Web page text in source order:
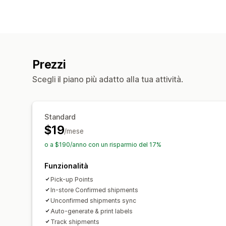
Prezzi
Scegli il piano più adatto alla tua attività.
Standard
$19/mese
o a $190/anno con un risparmio del 17%
Funzionalità
Pick-up Points
In-store Confirmed shipments
Unconfirmed shipments sync
Auto-generate & print labels
Track shipments